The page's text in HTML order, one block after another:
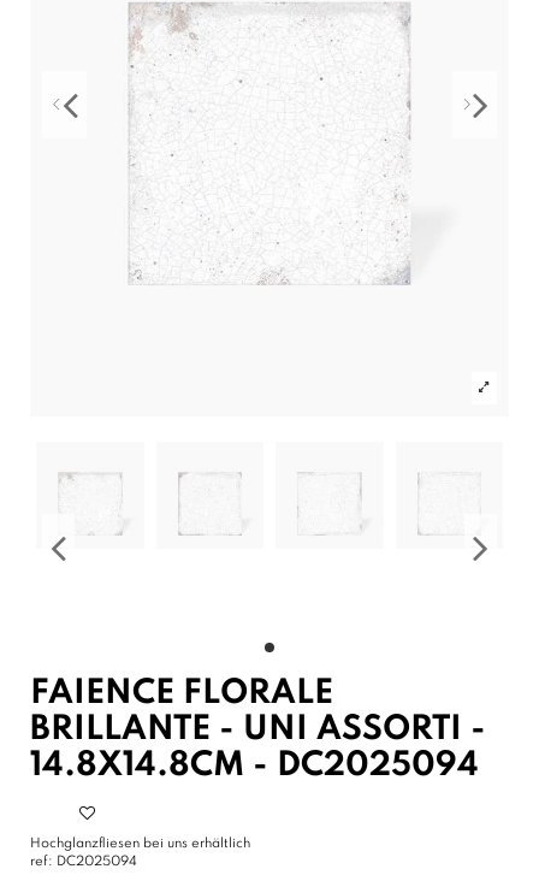
FAIENCE FLORALE
BRILLANTE - UNI ASSORTI -
14.8X14.8CM - DC2025094
Hochglanzfliesen bei uns erhältlich
ref: DC2025094